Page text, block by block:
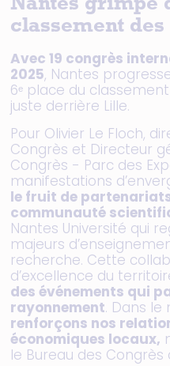
Nantes grimpe
classement
Avec 19 congrès
2025, Nantes
6ᵉ place du
juste derrière Lille.
Pour Olivier Le Floch,
Congrès et Directeur
Congrès - Parc des
manifestations
le fruit de
communauté
Nantes Université qui
majeurs
recherche. Cette
d’excellence du
des événements qui
rayonnement. Dans le
renforçons nos
économiques locaux,
le Bureau des Congrès